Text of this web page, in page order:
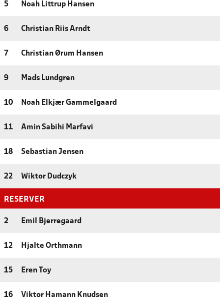
5 Noah Littrup Hansen
6 Christian Riis Arndt
7 Christian Ørum Hansen
9 Mads Lundgren
10 Noah Elkjær Gammelgaard
11 Amin Sabihi Marfavi
18 Sebastian Jensen
22 Wiktor Dudczyk
RESERVER
2 Emil Bjerregaard
12 Hjalte Orthmann
15 Eren Toy
16 Viktor Hamann Knudsen